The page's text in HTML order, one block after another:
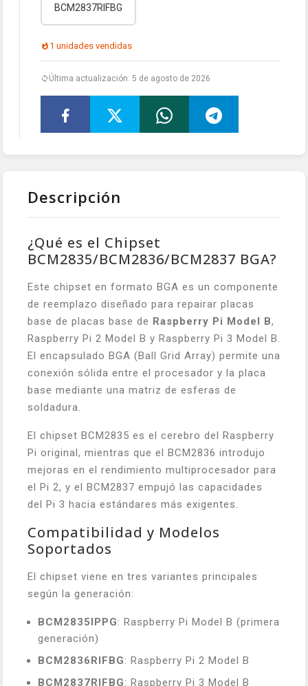
BCM2837RIFBG
1 unidades vendidas
Última actualización: 5 de agosto de 2026
Descripción
¿Qué es el Chipset
BCM2835/BCM2836/BCM2837 BGA?
Este chipset en formato BGA es un componente
de reemplazo diseñado para repairar placas
base de placas base de Raspberry Pi Model B,
Raspberry Pi 2 Model B y Raspberry Pi 3 Model B.
El encapsulado BGA (Ball Grid Array) permite una
conexión sólida entre el procesador y la placa
base mediante una matriz de esferas de
soldadura.
El chipset BCM2835 es el cerebro del Raspberry
Pi original, mientras que el BCM2836 introdujo
mejoras en el rendimiento multiprocesador para
el Pi 2, y el BCM2837 empujó las capacidades
del Pi 3 hacia estándares más exigentes.
Compatibilidad y Modelos
Soportados
El chipset viene en tres variantes principales
según la generación:
BCM2835IPPG: Raspberry Pi Model B (primera
generación)
BCM2836RIFBG: Raspberry Pi 2 Model B
BCM2837RIFBG: Raspberry Pi 3 Model B